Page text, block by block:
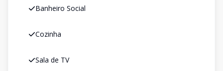
Banheiro Social
Cozinha
Sala de TV